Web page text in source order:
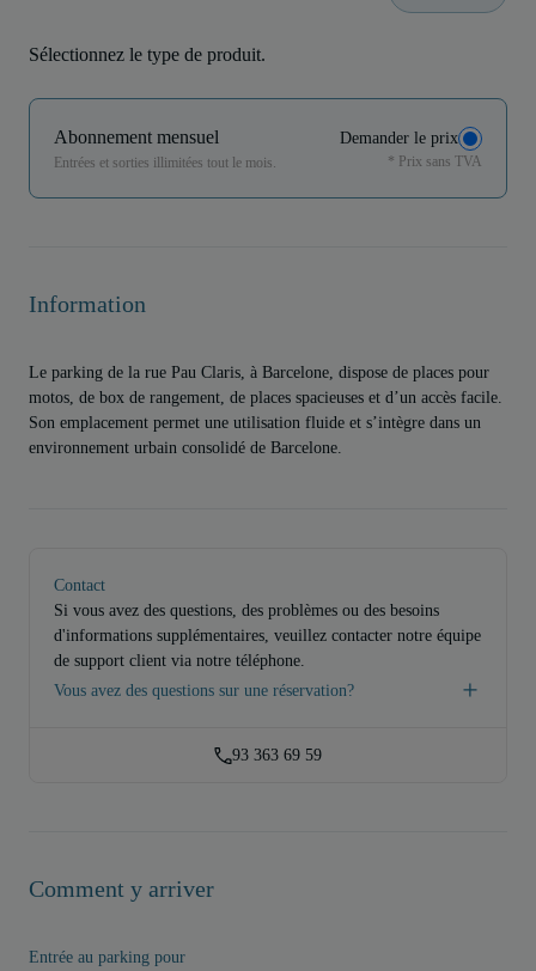
Sélectionnez le type de produit.
Abonnement mensuel
Entrées et sorties illimitées tout le mois.
Demander le prix
* Prix sans TVA
Information
Le parking de la rue Pau Claris, à Barcelone, dispose de places pour
motos, de box de rangement, de places spacieuses et d’un accès facile.
Son emplacement permet une utilisation fluide et s’intègre dans un
environnement urbain consolidé de Barcelone.
Contact
Si vous avez des questions, des problèmes ou des besoins
d'informations supplémentaires, veuillez contacter notre équipe
de support client via notre téléphone.
Vous avez des questions sur une réservation?
93 363 69 59
Comment y arriver
Entrée au parking pour